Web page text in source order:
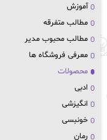
آموزش
مطالب متفرقه
مطالب محبوب مدیر
معرفی فروشگاه ها
محصولات
ادبی
انگیزشی
خونبسی
رمان